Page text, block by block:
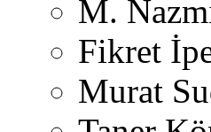
M.
Fikret
Murat